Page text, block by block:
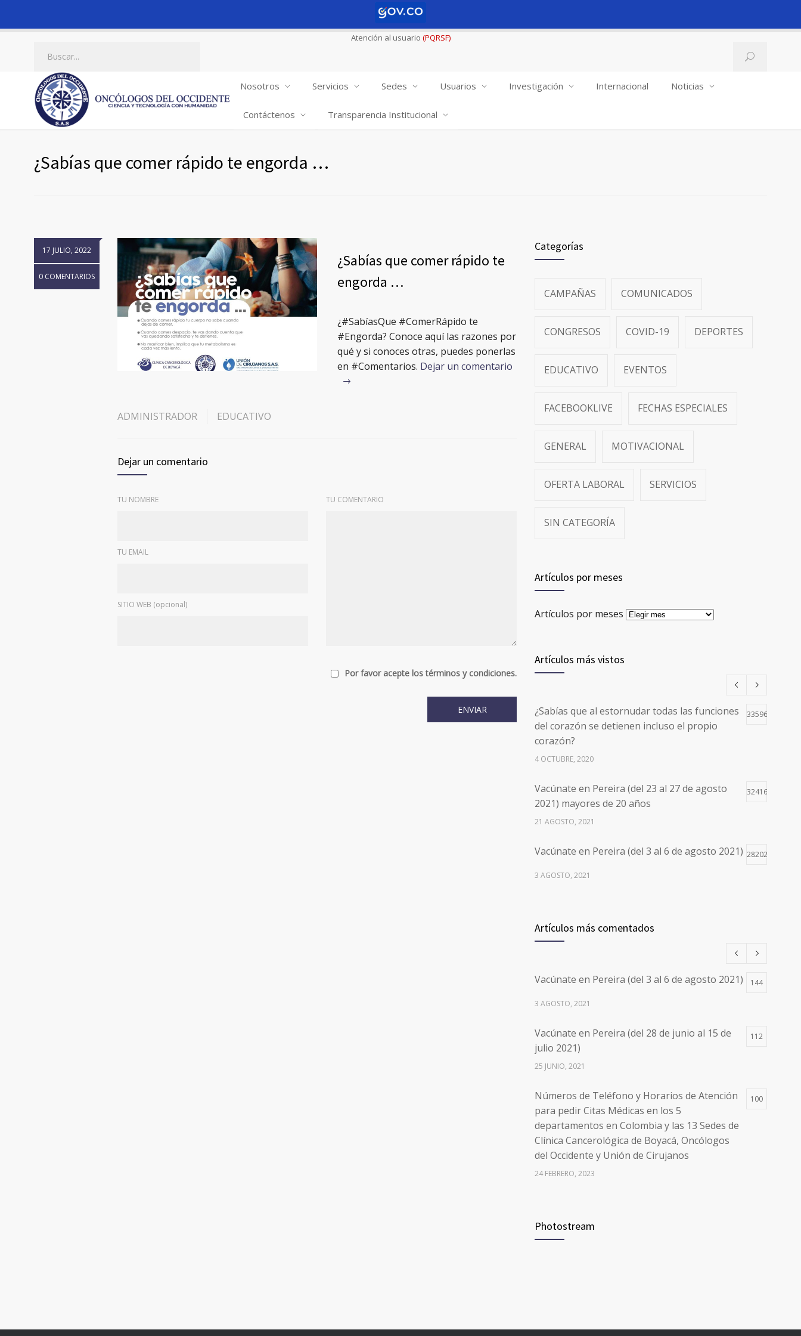
Atención al usuario (PQRSF)
Nosotros Servicios Sedes Usuarios Investigación Internacional Noticias
Contáctenos Transparencia Institucional
¿Sabías que comer rápido te engorda …
17 JULIO, 2022
0 COMENTARIOS
¿Sabías que comer rápido te
engorda …
¿#SabíasQue #ComerRápido te
#Engorda? Conoce aquí las razones por
qué y si conoces otras, puedes ponerlas
en #Comentarios. Dejar un comentario
ADMINISTRADOR EDUCATIVO
Dejar un comentario
TU NOMBRE
TU EMAIL
SITIO WEB (opcional)
TU COMENTARIO
Por favor acepte los términos y condiciones.
Categorías
CAMPAÑAS COMUNICADOS
CONGRESOS COVID-19 DEPORTES
EDUCATIVO EVENTOS
FACEBOOKLIVE FECHAS ESPECIALES
GENERAL MOTIVACIONAL
OFERTA LABORAL SERVICIOS
SIN CATEGORÍA
Artículos por meses
Artículos por meses
Artículos más vistos
¿Sabías que al estornudar todas las funciones
del corazón se detienen incluso el propio
corazón?
33596
4 OCTUBRE, 2020
Vacúnate en Pereira (del 23 al 27 de agosto
2021) mayores de 20 años
32416
21 AGOSTO, 2021
Vacúnate en Pereira (del 3 al 6 de agosto 2021) 28202
3 AGOSTO, 2021
2021) mayores de 20 años
para pedir Citas Médicas en los 5
del Occidente y Unión de Cirujanos
24 FEBRERO, 2023
Artículos más comentados
Vacúnate en Pereira (del 3 al 6 de agosto 2021) 144
3 AGOSTO, 2021
Vacúnate en Pereira (del 28 de junio al 15 de
julio 2021)
112
25 JUNIO, 2021
Números de Teléfono y Horarios de Atención
para pedir Citas Médicas en los 5
departamentos en Colombia y las 13 Sedes de
Clínica Cancerológica de Boyacá, Oncólogos
del Occidente y Unión de Cirujanos
100
24 FEBRERO, 2023
3 JUNIO, 2021
Photostream